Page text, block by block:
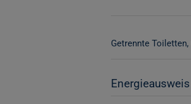
Getrennte Toiletten
Energieausweis